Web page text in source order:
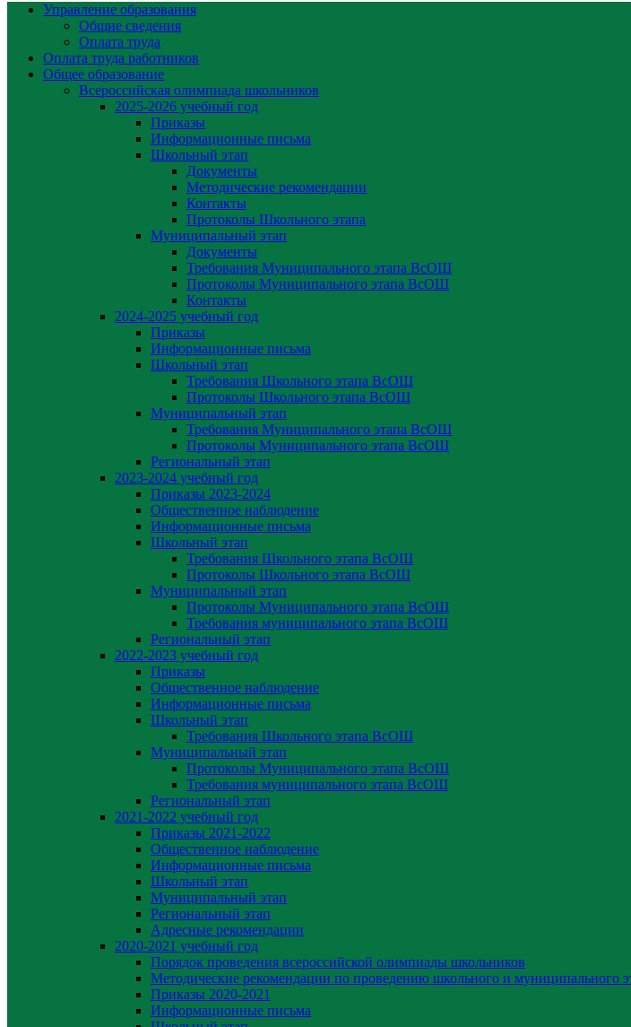
Управление образования
Общие сведения
Оплата труда
Оплата труда работников
Общее образование
Всероссийская олимпиада школьников
2025-2026 учебный год
Приказы
Информационные письма
Школьный этап
Документы
Методические рекомендации
Контакты
Протоколы Школьного этапа
Муниципальный этап
Документы
Требования Муниципального этапа ВсОШ
Протоколы Муниципального этапа ВсОШ
Контакты
2024-2025 учебный год
Приказы
Информационные письма
Школьный этап
Требования Школьного этапа ВсОШ
Протоколы Школьного этапа ВсОШ
Муниципальный этап
Требования Муниципального этапа ВсОШ
Протоколы Муниципального этапа ВсОШ
Региональный этап
2023-2024 yчебный год
Приказы 2023-2024
Общественное наблюдение
Информационные письма
Школьный этап
Требования Школьного этапа ВсОШ
Протоколы Школьного этапа ВсОШ
Муниципальный этап
Протоколы Муниципального этапа ВсОШ
Требования муниципального этапа ВсОШ
Региональный этап
2022-2023 yчебный год
Приказы
Общественное наблюдение
Информационные письма
Школьный этап
Требования Школьного этапа ВсОШ
Муниципальный этап
Протоколы Муниципального этапа ВсОШ
Требования муниципального этапа ВсОШ
Региональный этап
2021-2022 yчебный год
Приказы 2021-2022
Общественное наблюдение
Информационные письма
Школьный этап
Муниципальный этап
Региональный этап
Адресные рекомендации
2020-2021 yчебный год
Порядок проведения всероссийской олимпиады школьников
Методические рекомендации по проведению школьного и муниципального
Приказы 2020-2021
Информационные письма